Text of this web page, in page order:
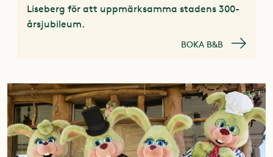
Liseberg för att uppmärksamma stadens 300-
årsjubileum.
BOKA B&B